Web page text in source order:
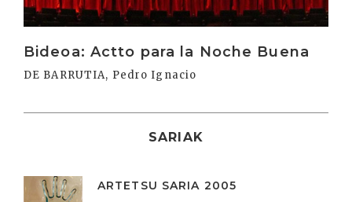
Bideoa: Actto para la Noche Buena
DE BARRUTIA, Pedro Ignacio
SARIAK
ARTETSU SARIA 2005